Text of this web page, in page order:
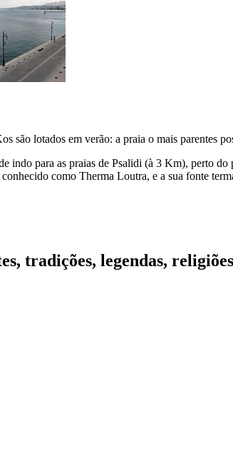
são lotados em verão: a praia o mais parentes
indo para as praias de Psalidi (à 3 Km), perto do
como Therma Loutra, e a sua fonte
tradições, legendas,